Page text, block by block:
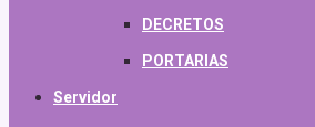
DECRETOS
PORTARIAS
Servidor